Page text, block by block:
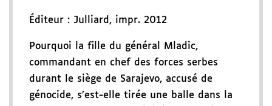
Éditeur : Julliard , impr. 2012
Pourquoi la fille du général Mladic,
commandant en chef des forces serbes
durant le siège de Sarajevo, accusé de
génocide, s’est-elle tirée une balle dans la